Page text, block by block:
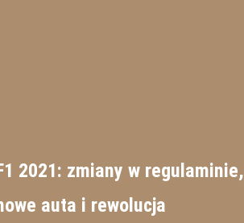
2021: zmiany w regulaminie,
auta i rewolucja